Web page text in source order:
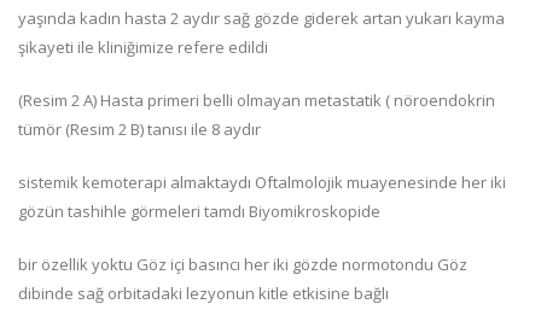
yaşında kadın hasta 2 aydır sağ gözde giderek artan yukarı kayma
şikayeti ile kliniğimize refere edildi
(Resim 2 A) Hasta primeri belli olmayan metastatik ( nöroendokrin
tümör (Resim 2 B) tanısı ile 8 aydır
sistemik kemoterapi almaktaydı Oftalmolojik muayenesinde her iki
gözün tashihle görmeleri tamdı Biyomikroskopide
bir özellik yoktu Göz içi basıncı her iki gözde normotondu Göz
dibinde sağ orbitadaki lezyonun kitle etkisine bağlı